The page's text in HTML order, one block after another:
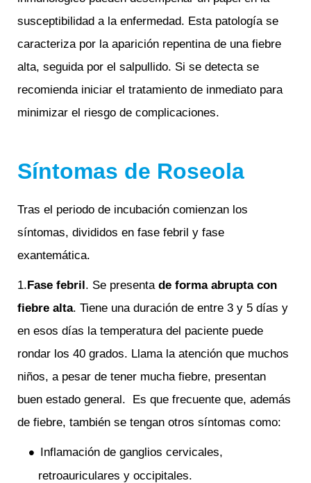
susceptibilidad a la enfermedad. Esta patología se
caracteriza por la aparición repentina de una fiebre
alta, seguida por el salpullido. Si se detecta se
recomienda iniciar el tratamiento de inmediato para
minimizar el riesgo de complicaciones.
Síntomas de Roseola
Tras el periodo de incubación comienzan los
síntomas, divididos en fase febril y fase
exantemática.
1.Fase febril. Se presenta de forma abrupta con
fiebre alta. Tiene una duración de entre 3 y 5 días y
en esos días la temperatura del paciente puede
rondar los 40 grados. Llama la atención que muchos
niños, a pesar de tener mucha fiebre, presentan
buen estado general. Es que frecuente que, además
de fiebre, también se tengan otros síntomas como:
Inflamación de ganglios cervicales,
retroauriculares y occipitales.